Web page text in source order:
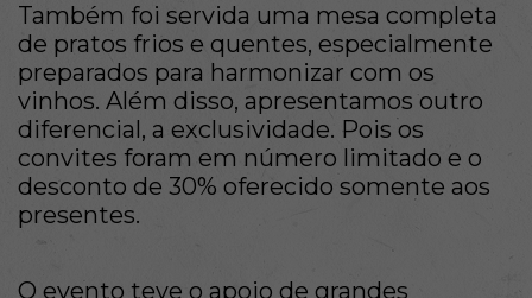
Também foi servida uma mesa completa
de pratos frios e quentes, especialmente
preparados para harmonizar com os
vinhos. Além disso, apresentamos outro
diferencial, a exclusividade. Pois os
convites foram em número limitado e o
desconto de 30% oferecido somente aos
presentes.
O evento teve o apoio de grandes